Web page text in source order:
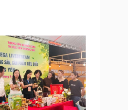
Tiêu dùng
Tỷ giá
Chứng khoán
Giá cà phê
Công nghệ
Sành điệu